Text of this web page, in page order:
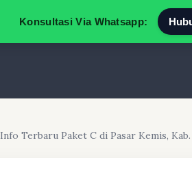
Konsultasi Via Whatsapp:
Info Terbaru Paket C di Pasar Kemis,